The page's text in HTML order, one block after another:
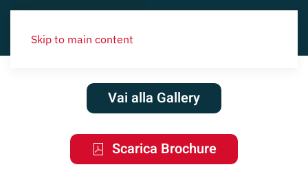
Skip to main content
Vai alla Gallery
Scarica Brochure